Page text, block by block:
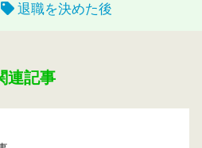
退職を決めた後
連記事